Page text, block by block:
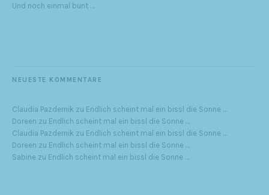
Und noch einmal bunt …
NEUESTE KOMMENTARE
Claudia Pazdernik zu Endlich scheint mal ein bissl die Sonne …
Doreen zu Endlich scheint mal ein bissl die Sonne …
Claudia Pazdernik zu Endlich scheint mal ein bissl die Sonne …
Doreen zu Endlich scheint mal ein bissl die Sonne …
Sabine zu Endlich scheint mal ein bissl die Sonne …